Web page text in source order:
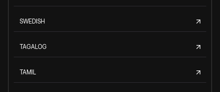
SWEDISH
TAGALOG
TAMIL